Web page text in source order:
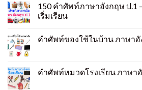
150 คําศัพท์ภาษาอังกฤษ ป.1
เริ่มเรียน
คําศัพท์ของใช้ในบ้าน ภาษา
คำศัพท์หมวดโรงเรียน ภาษา